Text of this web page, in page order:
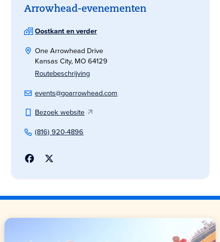
Arrowhead-evenementen
Oostkant en verder
One Arrowhead Drive
Kansas City, MO 64129
Routebeschrijving
events@goarrowhead.com
Bezoek website
(816) 920-4896